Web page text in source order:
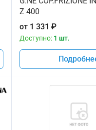
Z 400
от 1 331 ₽
Доступно: 1 шт.